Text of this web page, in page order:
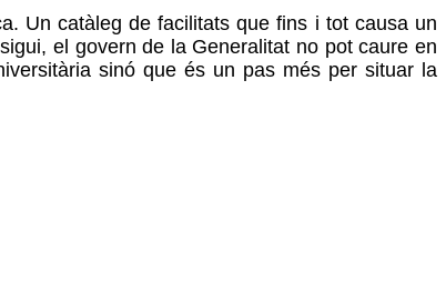
Un catàleg de facilitats que fins i tot causa un
el govern de la Generalitat no pot caure en
sinó que és un pas més per situar la